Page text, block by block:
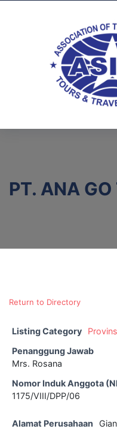
PT. ANA GO
Return to Directory
Listing Category
Penanggung Jawab
Mrs. Rosana
Nomor Induk Anggota
1175/VIII/DPP/06
Alamat Perusahaan